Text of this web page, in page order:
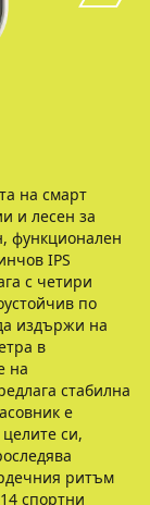
на смарт
и лесен за
функционален
IPS
с четири
по
издържи на
в
на
стабилна
е
си,
ритъм
спортни